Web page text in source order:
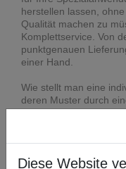
herstellen lassen,
Qualität machen zu
Komplettservice. Von
punktgenauen
einer Hand.
Wie stellt man eine
deren Muster durch
dabei das Budget zu